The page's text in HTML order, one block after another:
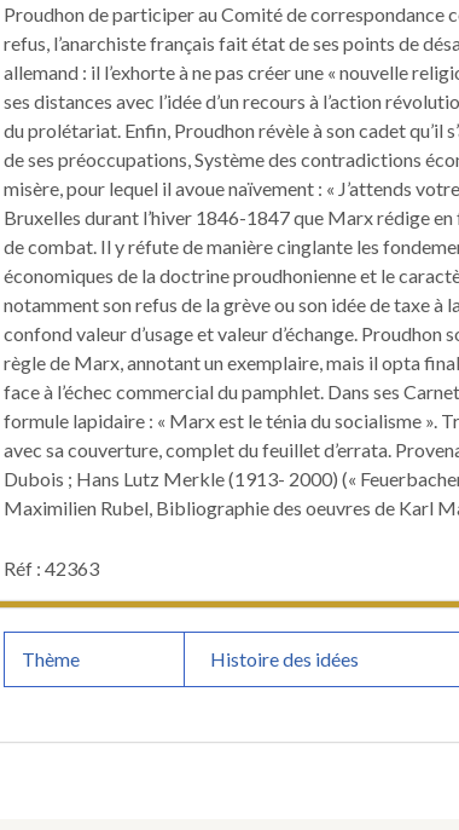
Proudhon de participer au Comité de correspondance
refus, l’anarchiste français fait état de ses points de
allemand : il l’exhorte à ne pas créer une « nouvelle
ses distances avec l’idée d’un recours à l’action
du prolétariat. Enfin, Proudhon révèle à son cadet qu’il
de ses préoccupations, Système des contradictions
misère, pour lequel il avoue naïvement : « J’attends
Bruxelles durant l’hiver 1846-1847 que Marx rédige
de combat. Il y réfute de manière cinglante les
économiques de la doctrine proudhonienne et le
notamment son refus de la grève ou son idée de taxe à
confond valeur d’usage et valeur d’échange. Proudhon
règle de Marx, annotant un exemplaire, mais il opta
face à l’échec commercial du pamphlet. Dans ses
formule lapidaire : « Marx est le ténia du socialisme ».
avec sa couverture, complet du feuillet d’errata.
Dubois ; Hans Lutz Merkle (1913- 2000) («
Maximilien Rubel, Bibliographie des oeuvres de Karl
Réf : 42363
Thème Histoire des idées